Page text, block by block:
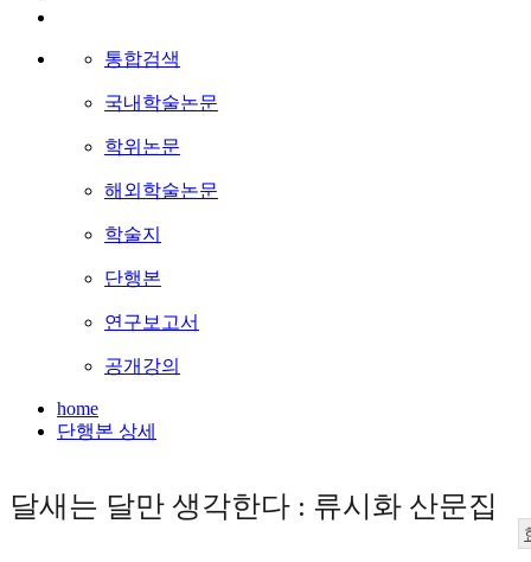
통합검색
국내학술논문
학위논문
해외학술논문
학술지
단행본
연구보고서
공개강의
home
단행본 상세
달새는 달만 생각한다 : 류시화 산문집